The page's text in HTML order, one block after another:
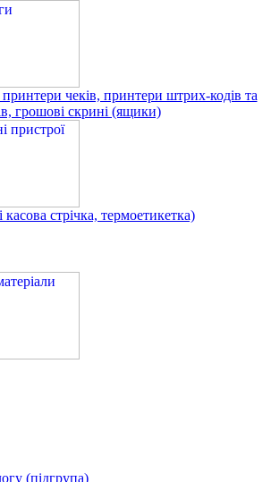
чеків, принтери штрих-кодів та
грошові скрині (ящики)
стрічка, термоетикетка)
(підгрупа)